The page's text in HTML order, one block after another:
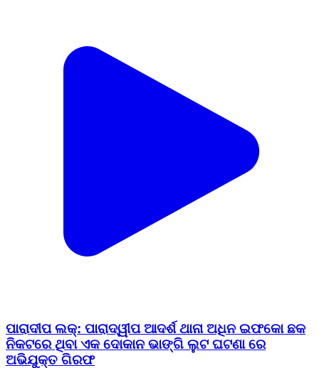
ପାରାଦୀପ ଲକ୍: ପାରାଦ୍ୱୀପ ଆଦର୍ଶ ଥାନା ଅଧିନ ଇଫକୋ ଛକ
ନିକଟରେ ଥିବା ଏକ ଦୋକାନ ଭାଙ୍ଗି ଲୁଟ ଘଟଣା ରେ
ଅଭିଯୁକ୍ତ ଗିରଫ